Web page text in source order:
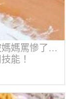
媽媽罵慘了…
能！